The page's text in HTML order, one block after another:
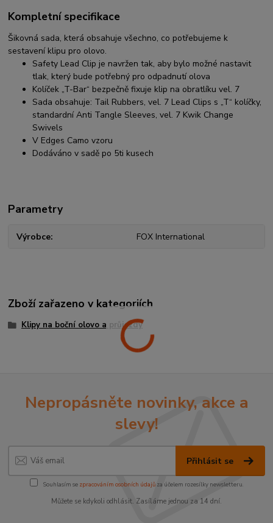
Kompletní specifikace
Šikovná sada, která obsahuje všechno, co potřebujeme k
sestavení klipu pro olovo.
Safety Lead Clip je navržen tak, aby bylo možné nastavit
tlak, který bude potřebný pro odpadnutí olova
Kolíček „T-Bar“ bezpečně fixuje klip na obratlíku vel. 7
Sada obsahuje: Tail Rubbers, vel. 7 Lead Clips s „T“ kolíčky,
standardní Anti Tangle Sleeves, vel. 7 Kwik Change
Swivels
V Edges Camo vzoru
Dodáváno v sadě po 5ti kusech
Parametry
Výrobce FOX International
Zboží zařazeno v kategoriích
Klipy na boční olovo a průjezdy
Nepropásněte novinky, akce a
slevy!
Přihlásit se
Souhlasím se zpracováním osobních údajůza účelem rozesílky newsletteru.
Můžete se kdykoli odhlásit. Zasíláme jednou za 14 dní.